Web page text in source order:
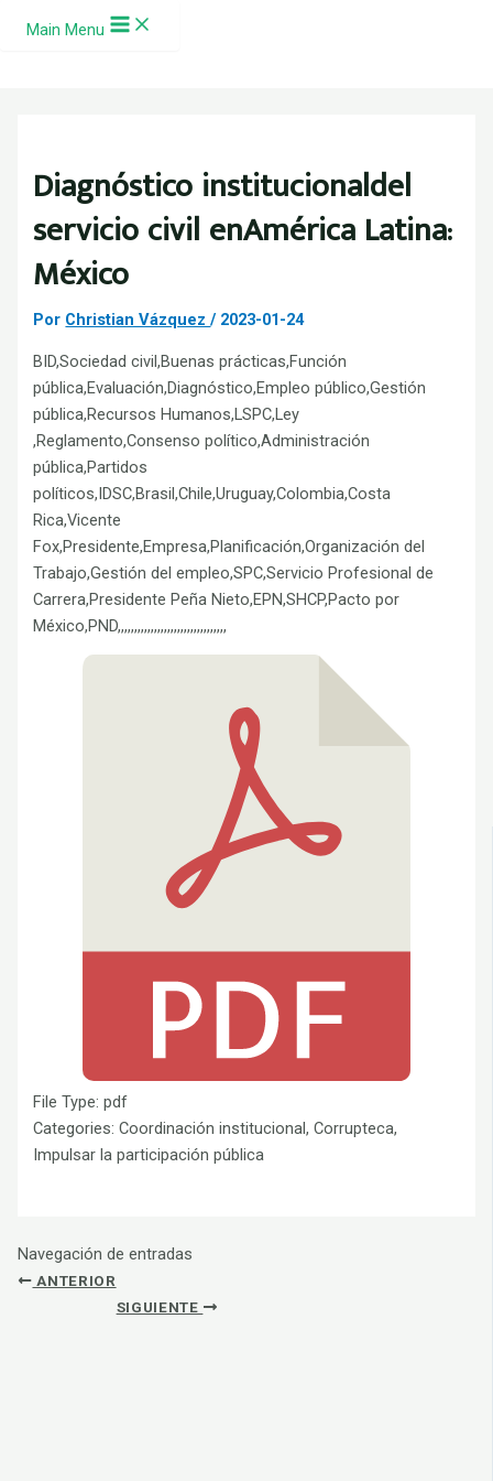
Ir al contenido
Main Menu
Diagnóstico institucionaldel
servicio civil enAmérica Latina:
México
Por Christian Vázquez/ 2023-01-24
BID,Sociedad civil,Buenas prácticas,Función
pública,Evaluación,Diagnóstico,Empleo público,Gestión
pública,Recursos Humanos,LSPC,Ley
,Reglamento,Consenso político,Administración
pública,Partidos
políticos,IDSC,Brasil,Chile,Uruguay,Colombia,Costa
Rica,Vicente
Fox,Presidente,Empresa,Planificación,Organización del
Trabajo,Gestión del empleo,SPC,Servicio Profesional de
Carrera,Presidente Peña Nieto,EPN,SHCP,Pacto por
México,PND,,,,,,,,,,,,,,,,,,,,,,,,,,,,,,,,,
File Type:pdf
Categories:Coordinación institucional, Corrupteca,
Impulsar la participación pública
Navegación de entradas
ANTERIOR
SIGUIENTE